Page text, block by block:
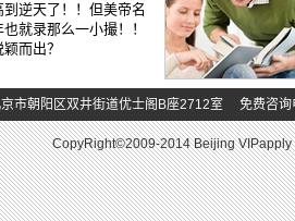
到逆天了！！但美帝名
就录那么一小撮！！
而出？
京市朝阳区双井街道优士阁B座2712室 免费
CopyRight©2009-2014 Beijing